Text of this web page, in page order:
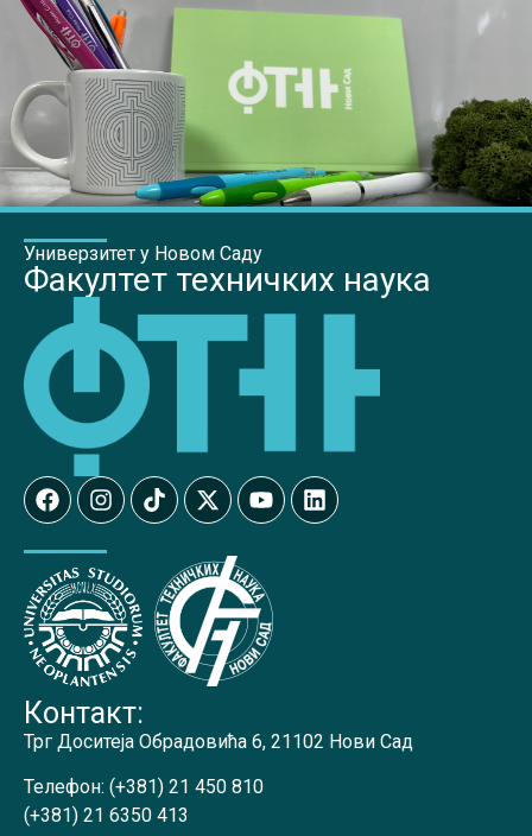
Универзитет у Новом Саду
Факултет техничких наука
Контакт:
Трг Доситеја Обрадовића 6, 21102 Нови Сад
Телефон: (+381) 21 450 810
(+381) 21 6350 413